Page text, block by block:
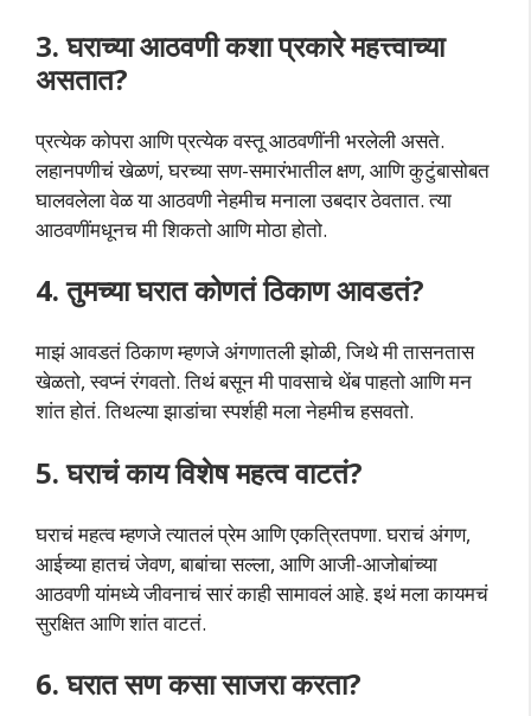
3. घराच्या आठवणी कशा प्रकारे महत्त्वाच्या
असतात?
प्रत्येक कोपरा आणि प्रत्येक वस्तू आठवणींनी भरलेली असते.
लहानपणीचं खेळणं, घरच्या सण-समारंभातील क्षण, आणि कुटुंबासोबत
घालवलेला वेळ या आठवणी नेहमीच मनाला उबदार ठेवतात. त्या
आठवणींमधूनच मी शिकतो आणि मोठा होतो.
4. तुमच्या घरात कोणतं ठिकाण आवडतं?
माझं आवडतं ठिकाण म्हणजे अंगणातली झोळी, जिथे मी तासनतास
खेळतो, स्वप्नं रंगवतो. तिथं बसून मी पावसाचे थेंब पाहतो आणि मन
शांत होतं. तिथल्या झाडांचा स्पर्शही मला नेहमीच हसवतो.
5. घराचं काय विशेष महत्व वाटतं?
घराचं महत्व म्हणजे त्यातलं प्रेम आणि एकत्रितपणा. घराचं अंगण,
आईच्या हातचं जेवण, बाबांचा सल्ला, आणि आजी-आजोबांच्या
आठवणी यांमध्ये जीवनाचं सारं काही सामावलं आहे. इथं मला कायमचं
सुरक्षित आणि शांत वाटतं.
6. घरात सण कसा साजरा करता?